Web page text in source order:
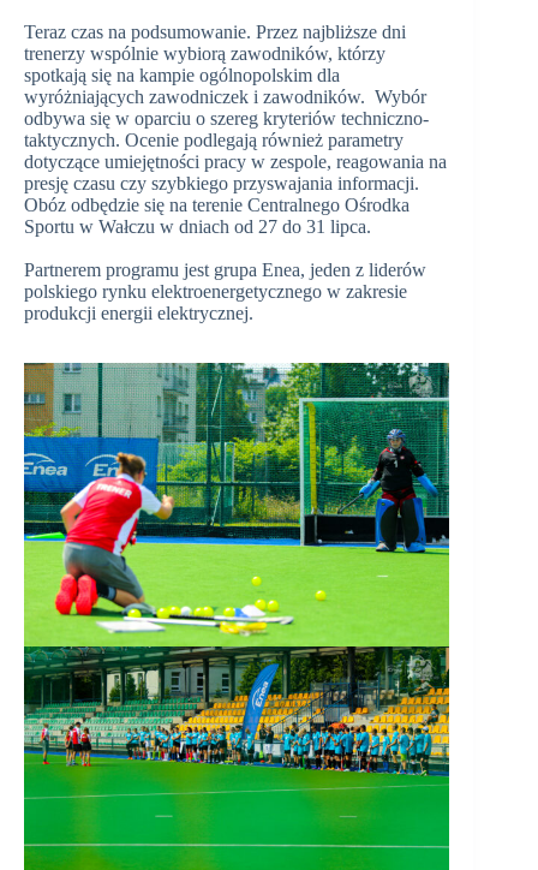
Teraz czas na podsumowanie. Przez najbliższe dni
trenerzy wspólnie wybiorą zawodników, którzy
spotkają się na kampie ogólnopolskim dla
wyróżniających zawodniczek i zawodników. Wybór
odbywa się w oparciu o szereg kryteriów techniczno-
taktycznych. Ocenie podlegają również parametry
dotyczące umiejętności pracy w zespole, reagowania na
presję czasu czy szybkiego przyswajania informacji.
Obóz odbędzie się na terenie Centralnego Ośrodka
Sportu w Wałczu w dniach od 27 do 31 lipca.
Partnerem programu jest grupa Enea, jeden z liderów
polskiego rynku elektroenergetycznego w zakresie
produkcji energii elektrycznej.